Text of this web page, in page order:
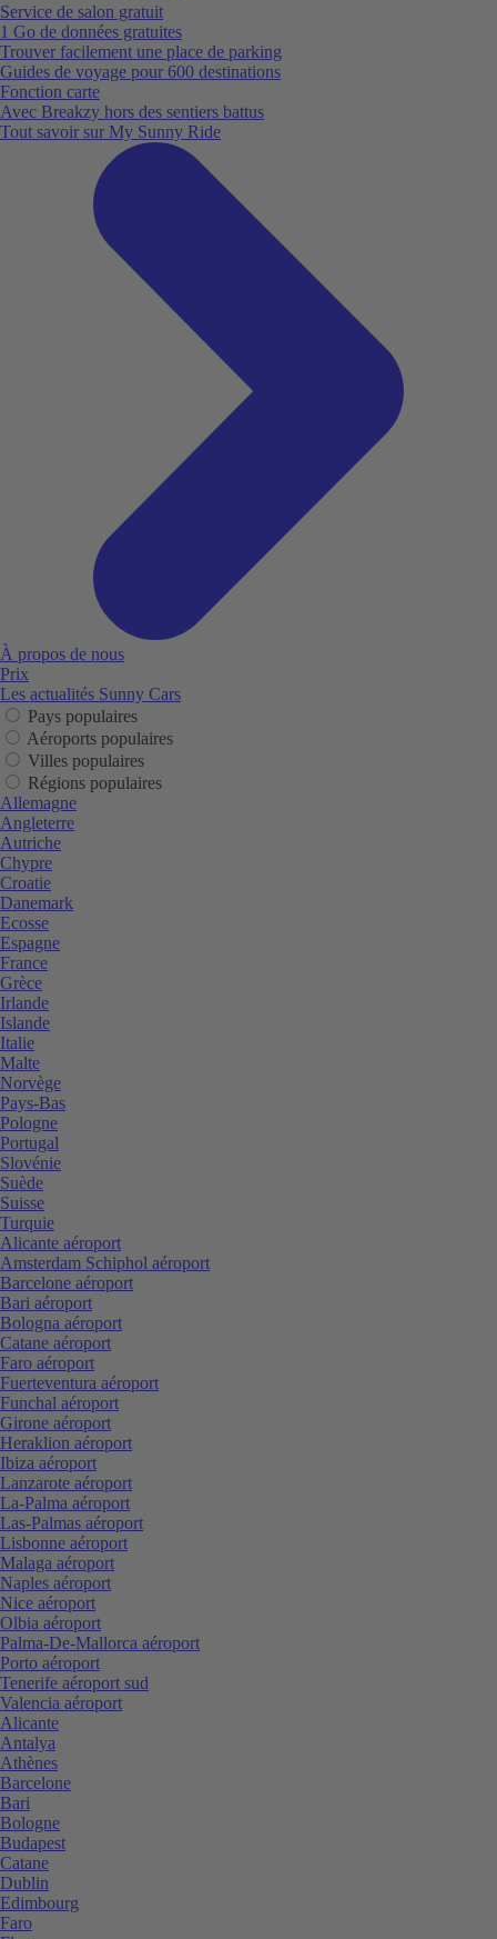
Service de salon gratuit
1 Go de données gratuites
Trouver facilement une place de parking
Guides de voyage pour 600 destinations
Fonction carte
Avec Breakzy hors des sentiers battus
Tout savoir sur My Sunny Ride
À propos de nous
Prix
Les actualités Sunny Cars
Pays populaires
Aéroports populaires
Villes populaires
Régions populaires
Allemagne
Angleterre
Autriche
Chypre
Croatie
Danemark
Ecosse
Espagne
France
Grèce
Irlande
Islande
Italie
Malte
Norvège
Pays-Bas
Pologne
Portugal
Slovénie
Suède
Suisse
Turquie
Alicante aéroport
Amsterdam Schiphol aéroport
Barcelone aéroport
Bari aéroport
Bologna aéroport
Catane aéroport
Faro aéroport
Fuerteventura aéroport
Funchal aéroport
Girone aéroport
Heraklion aéroport
Ibiza aéroport
Lanzarote aéroport
La-Palma aéroport
Las-Palmas aéroport
Lisbonne aéroport
Malaga aéroport
Naples aéroport
Nice aéroport
Olbia aéroport
Palma-De-Mallorca aéroport
Porto aéroport
Tenerife aéroport sud
Valencia aéroport
Alicante
Antalya
Athènes
Barcelone
Bari
Bologne
Budapest
Catane
Dublin
Edimbourg
Faro